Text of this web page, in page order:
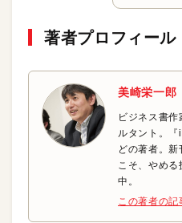
著者プロフィール
美崎栄一郎
ビジネス書
ルタント。
どの著者。
こそ、やめ
中。
この著者の記